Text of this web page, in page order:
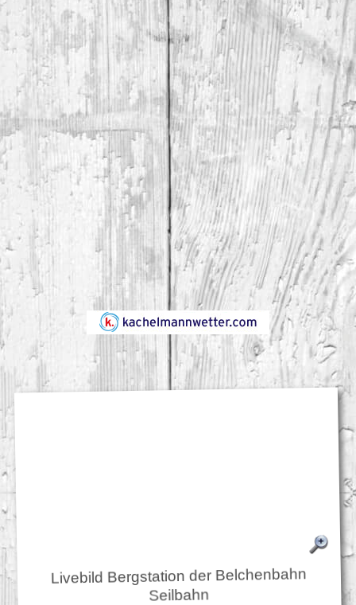
Livebild Bergstation der Belchenbahn
Seilbahn